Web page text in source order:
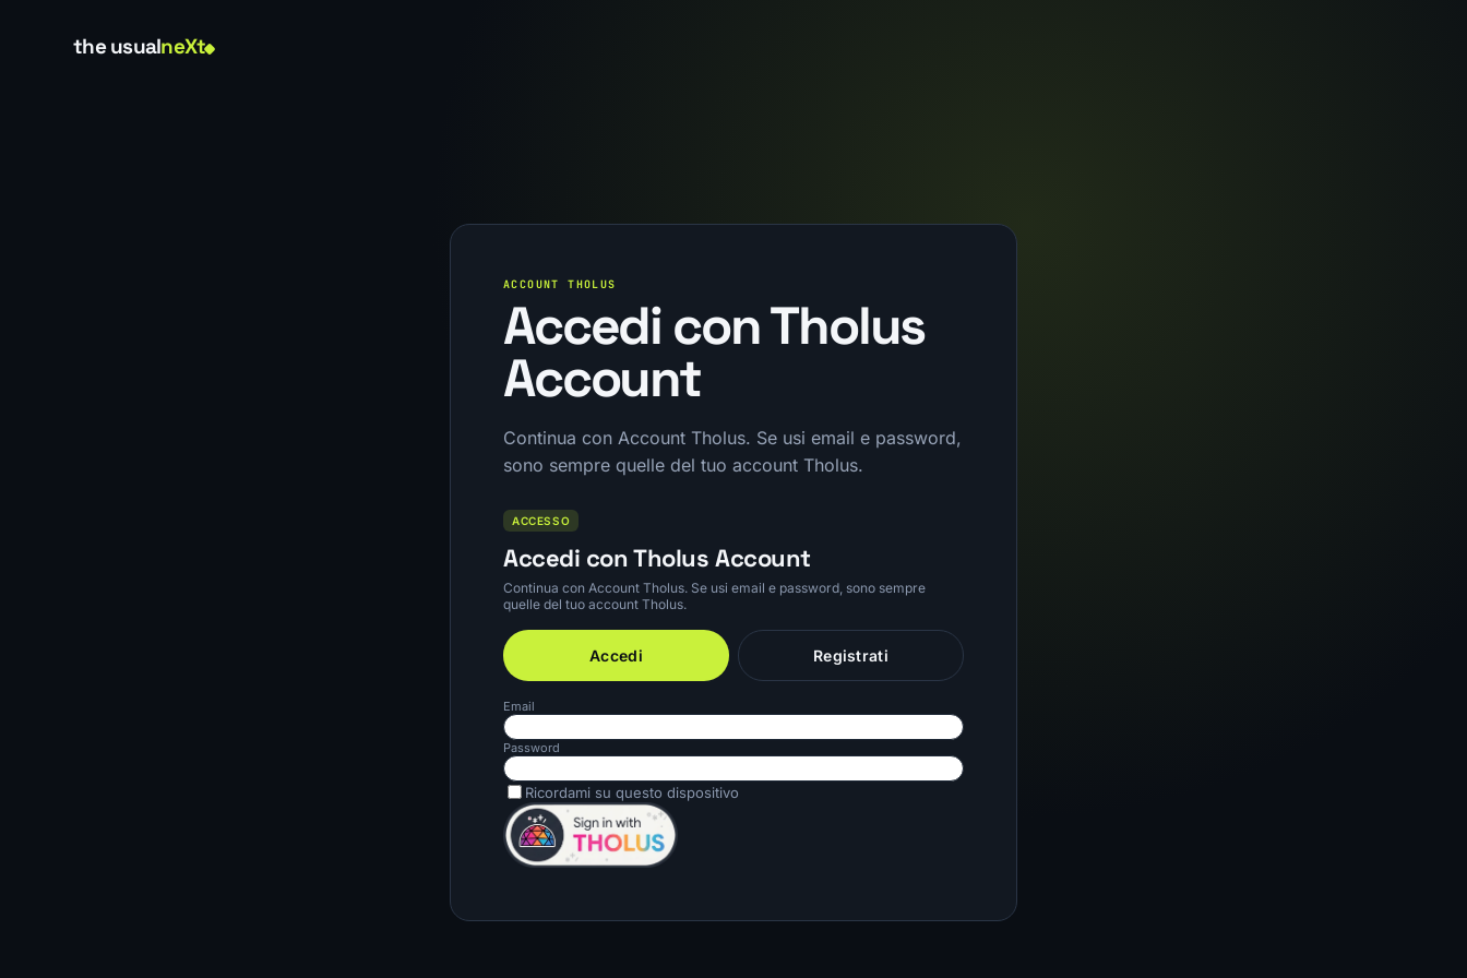
the usualneXt
ACCOUNT THOLUS
Accedi con Tholus
Account
Continua con Account Tholus. Se usi email e password,
sono sempre quelle del tuo account Tholus.
ACCESSO
Accedi con Tholus Account
Continua con Account Tholus. Se usi email e password, sono sempre
quelle del tuo account Tholus.
Accedi Registrati
Email
Password
Ricordami su questo dispositivo